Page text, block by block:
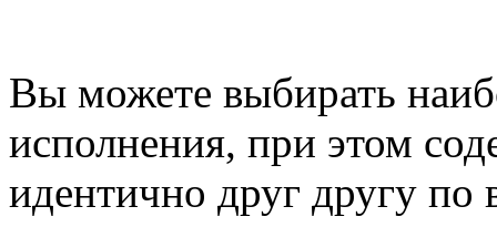
Вы можете выбирать
исполнения, при этом
идентично друг другу по